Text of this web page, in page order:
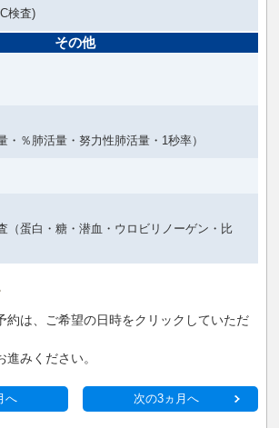
検査)
その他
・％肺活量・努力性肺活量・1秒率）
（蛋白・糖・潜血・ウロビリノーゲン・比
約は、ご希望の日時をクリックしていただ
みください。
へ 次の3ヵ月へ